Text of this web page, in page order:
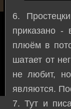
6.
приказано
плюём в
шатает от
не любит,
являются.
7. Тут и